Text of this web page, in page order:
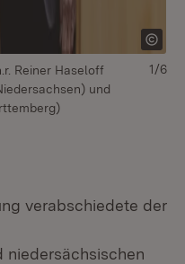
Reiner Haseloff
und
1/6
verabschiedete der
niedersächsischen